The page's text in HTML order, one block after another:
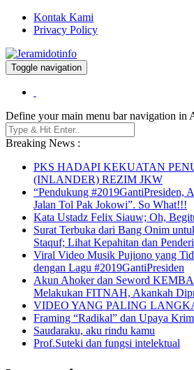
Kontak Kami
Privacy Policy
Jeramidotinfo
Berita dan Informasi Terkini
Toggle navigation
Define your main menu bar navigation in
Breaking News :
PKS HADAPI KEKUATAN
(INLANDER) REZIM JKW
“Pendukung #2019GantiPresiden,
Jalan Tol Pak Jokowi”. So What!!!
Kata Ustadz Felix Siauw; Oh,
Surat Terbuka dari Bang Onim
Staquf; Lihat Kepahitan dan
Viral Video Musik Pujiono yang
dengan Lagu #2019GantiPresiden
Akun Ahoker dan Seword
Melakukan FITNAH, Akankah
VIDEO YANG PALING
Framing “Radikal” dan Upaya
Saudaraku, aku rindu kamu
Prof.Suteki dan fungsi intelektual